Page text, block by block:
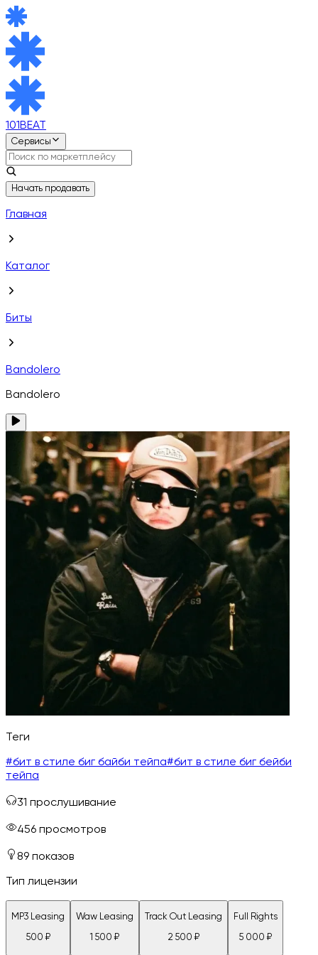
101BEAT
Сервисы
Начать продавать
Главная
Каталог
Биты
Bandolero
Bandolero
Теги
#бит в стиле биг байби тейпа#бит в стиле биг бейби
тейпа
31 прослушивание
456 просмотров
89 показов
Тип лицензии
MP3 Leasing
500 ₽
Waw Leasing
1 500 ₽
Track Out Leasing
2 500 ₽
Full Rights
5 000 ₽